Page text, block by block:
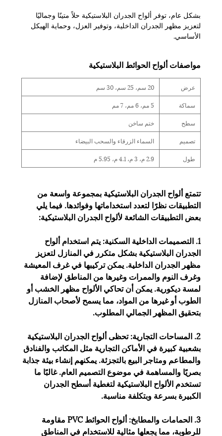
بشكل عام، توفر ألواح الجدران البلاستيكية حلاً متينًا وجماليًا
لتعزيز مظهر الجدران الداخلية، وتوفير العزل، وحماية الهيكل
الأساسي.
مواصفات ألواح الحوائط البلاستيكية
عرض
20 سم، 25 سم، 30 سم
سماكة
5 مم، 6 مم، 7 مم
سطح
ختم ساخن
تصميم
السماء الزرقاء والسحب البيضاء
طول
2.9 م، 3 م، 4.1 م، 5.95 م
تتمتع ألواح الجدران البلاستيكية بمجموعة واسعة من
التطبيقات نظرًا لتعدد استخداماتها وفوائدها. فيما يلي
بعض التطبيقات الشائعة لألواح الجدران البلاستيكية:
1. التصميمات الداخلية السكنية: يتم استخدام ألواح
الجدران البلاستيكية بشكل متكرر في المنازل لتعزيز
مظهر الجدران الداخلية. يمكن تركيبها في غرف المعيشة
وغرف النوم والممرات وغيرها من المناطق لإضافة
لمسة ديكورية. يمكن أن تحاكي الألواح مظهر الخشب أو
الطوب أو غيرها من المواد، مما يسمح لأصحاب المنازل
بتحقيق المظهر الجمالي المطلوب.
2. المساحات التجارية: تحظى ألواح الجدران البلاستيكية
بشعبية كبيرة في الأماكن التجارية مثل المكاتب والفنادق
والمطاعم ومتاجر البيع بالتجزئة. يمكنهم إنشاء بيئة جذابة
بصريًا والمساهمة في موضوع التصميم العام. غالبًا ما
تستخدم الألواح البلاستيكية لتغطية أسطح الجدران
الكبيرة بسرعة وبتكلفة مناسبة.
3. الحمامات والمطابخ: ألواح الحوائط PVC مقاومة
للرطوبة، مما يجعلها مثالية للاستخدام في المناطق